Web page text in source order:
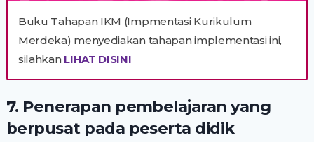
Buku Tahapan IKM (Impmentasi Kurikulum
Merdeka) menyediakan tahapan implementasi ini,
silahkan LIHAT DISINI
7. Penerapan pembelajaran yang
berpusat pada peserta didik